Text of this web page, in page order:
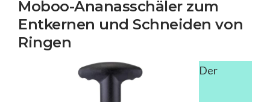
Moboo-Ananasschäler zum
Entkernen und Schneiden von
Ringen
Der